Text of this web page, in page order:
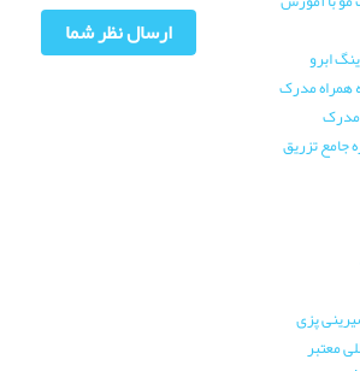
ابرو
همراه مدرک
مدرک
جامع تزریق
پزی
معتبر